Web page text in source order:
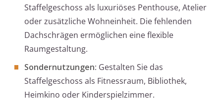
Staffelgeschoss als luxuriöses Penthouse, Atelier
oder zusätzliche Wohneinheit. Die fehlenden
Dachschrägen ermöglichen eine flexible
Raumgestaltung.
Sondernutzungen: Gestalten Sie das
Staffelgeschoss als Fitnessraum, Bibliothek,
Heimkino oder Kinderspielzimmer.